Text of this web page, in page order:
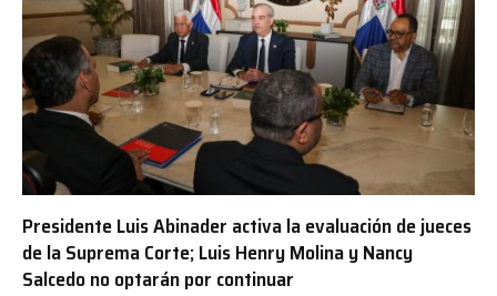
Presidente Luis Abinader activa la evaluación de jueces
de la Suprema Corte; Luis Henry Molina y Nancy
Salcedo no optarán por continuar